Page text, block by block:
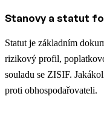
Stanovy a statut
Statut je základním
rizikový profil,
souladu se ZISIF.
proti obhospodařovateli.